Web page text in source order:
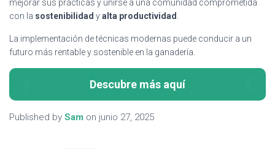
mejorar sus prácticas y unirse a una comunidad comprometida
con la sostenibilidad yalta productividad
La implementación de técnicas modernas puede conducir a un
futuro más rentable y sostenible en la ganadería.
Descubre más aquí
Published by Sam on junio 27, 2025